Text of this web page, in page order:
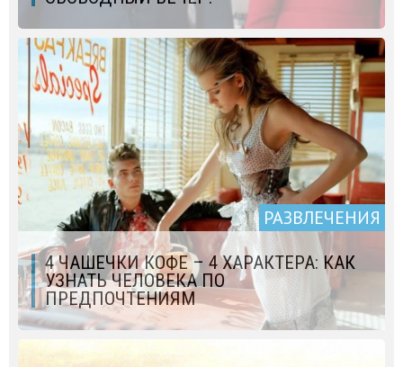
РАЗВЛЕЧЕНИЯ
4 ЧАШЕЧКИ КОФЕ – 4 ХАРАКТЕРА: КАК
УЗНАТЬ ЧЕЛОВЕКА ПО
ПРЕДПОЧТЕНИЯМ